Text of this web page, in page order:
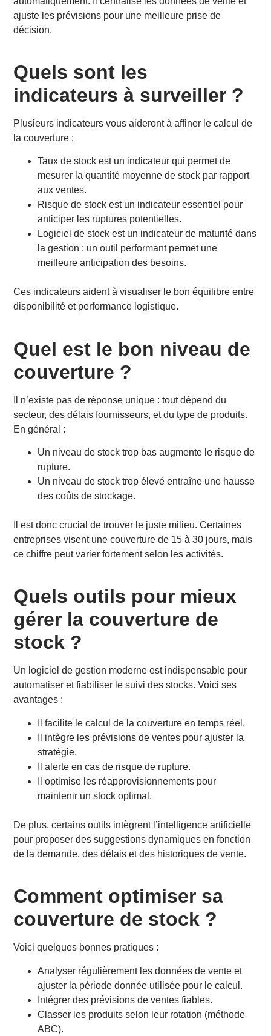
ajuste les prévisions pour une meilleure prise de
décision.
Quels sont les
indicateurs à surveiller ?
Plusieurs indicateurs vous aideront à affiner le calcul de
la couverture :
Taux de stock est un indicateur qui permet de
mesurer la quantité moyenne de stock par rapport
aux ventes.
Risque de stock est un indicateur essentiel pour
anticiper les ruptures potentielles.
Logiciel de stock est un indicateur de maturité dans
la gestion : un outil performant permet une
meilleure anticipation des besoins.
Ces indicateurs aident à visualiser le bon équilibre entre
disponibilité et performance logistique.
Quel est le bon niveau de
couverture ?
Il n’existe pas de réponse unique : tout dépend du
secteur, des délais fournisseurs, et du type de produits.
En général :
Un niveau de stock trop bas augmente le risque de
rupture.
Un niveau de stock trop élevé entraîne une hausse
des coûts de stockage.
Il est donc crucial de trouver le juste milieu. Certaines
entreprises visent une couverture de 15 à 30 jours, mais
ce chiffre peut varier fortement selon les activités.
Quels outils pour mieux
gérer la couverture de
stock ?
Un logiciel de gestion moderne est indispensable pour
automatiser et fiabiliser le suivi des stocks. Voici ses
avantages :
Il facilite le calcul de la couverture en temps réel.
Il intègre les prévisions de ventes pour ajuster la
stratégie.
Il alerte en cas de risque de rupture.
Il optimise les réapprovisionnements pour
maintenir un stock optimal.
De plus, certains outils intègrent l’intelligence artificielle
pour proposer des suggestions dynamiques en fonction
de la demande, des délais et des historiques de vente.
Comment optimiser sa
couverture de stock ?
Voici quelques bonnes pratiques :
Analyser régulièrement les données de vente et
ajuster la période donnée utilisée pour le calcul.
Intégrer des prévisions de ventes fiables.
Classer les produits selon leur rotation (méthode
ABC).